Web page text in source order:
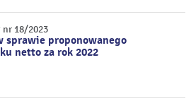
nr 18/2023
sprawie proponowanego
netto za rok 2022